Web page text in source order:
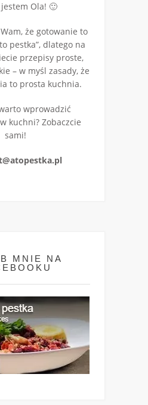
jestem Ola! 🙂
że gotowanie to
pestka”, dlatego na
przepisy proste,
– w myśl zasady, że
to prosta kuchnia.
wprowadzić
kuchni? Zobaczcie
sami!
MNIE NA